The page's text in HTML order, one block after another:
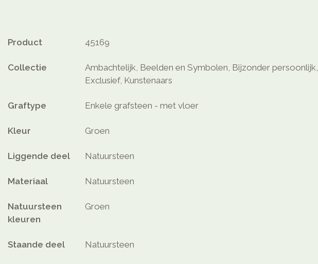
Product 45169
Collectie
Ambachtelijk, Beelden en Symbolen, Bijzonder persoonlijk,
Exclusief, Kunstenaars
Graftype Enkele grafsteen - met vloer
Kleur Groen
Liggende deel Natuursteen
Materiaal Natuursteen
Natuursteen
kleuren
Groen
Staande deel Natuursteen